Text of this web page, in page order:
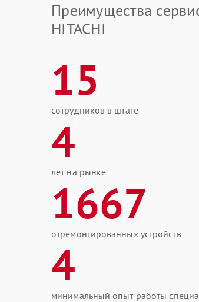
Преимущества
HITACHI
15
сотрудников в штате
4
лет на рынке
1667
отремонтированных устройств
4
минимальный опыт работы